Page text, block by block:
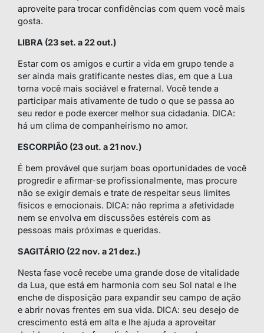
aproveite para trocar confidências com quem você mais
gosta.
LIBRA (23 set. a 22 out.)
Estar com os amigos e curtir a vida em grupo tende a
ser ainda mais gratificante nestes dias, em que a Lua
torna você mais sociável e fraternal. Você tende a
participar mais ativamente de tudo o que se passa ao
seu redor e pode exercer melhor sua cidadania. DICA:
há um clima de companheirismo no amor.
ESCORPIÃO (23 out. a 21 nov.)
É bem provável que surjam boas oportunidades de você
progredir e afirmar-se profissionalmente, mas procure
não se exigir demais e trate de respeitar seus limites
físicos e emocionais. DICA: não reprima a afetividade
nem se envolva em discussões estéreis com as
pessoas mais próximas e queridas.
SAGITÁRIO (22 nov. a 21 dez.)
Nesta fase você recebe uma grande dose de vitalidade
da Lua, que está em harmonia com seu Sol natal e lhe
enche de disposição para expandir seu campo de ação
e abrir novas frentes em sua vida. DICA: seu desejo de
crescimento está em alta e lhe ajuda a aproveitar